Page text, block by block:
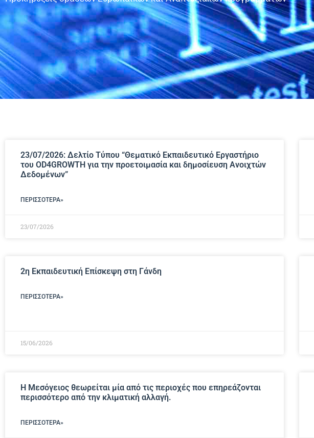
23/07/2026: Δελτίο Τύπου “Θεματικό Εκπαιδευτικό Εργαστήριο
του OD4GROWTH για την προετοιμασία και δημοσίευση Ανοιχτών
Δεδομένων”
ΠΕΡΙΣΣΌΤΕΡΑ»
23/07/2026
2η Εκπαιδευτική Επίσκεψη στη Γάνδη
ΠΕΡΙΣΣΌΤΕΡΑ»
15/06/2026
Η Μεσόγειος θεωρείται μία από τις περιοχές που επηρεάζονται
περισσότερο από την κλιματική αλλαγή.
ΠΕΡΙΣΣΌΤΕΡΑ»